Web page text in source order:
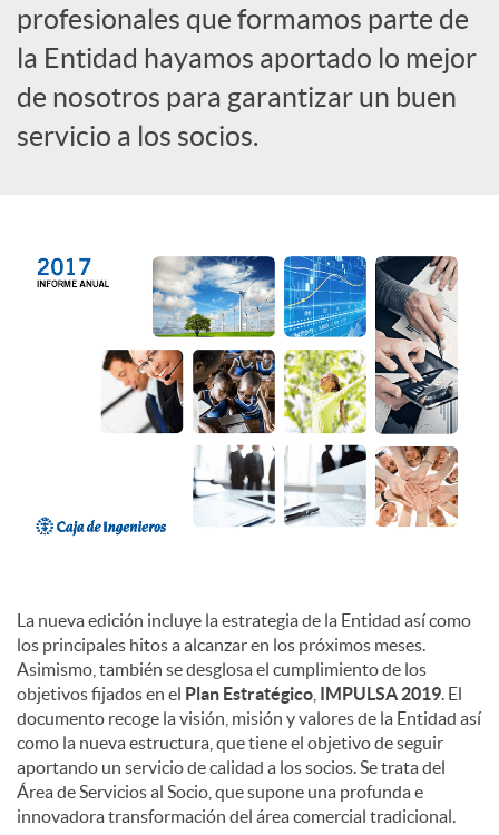
r
d
c
e
n
i
d
profesionales que formamos parte de
la Entidad hayamos aportado lo mejor
de nosotros para garantizar un buen
servicio a los socios.
La nueva edición incluye la estrategia de la Entidad así como
los principales hitos a alcanzar en los próximos meses.
Asimismo, también se desglosa el cumplimiento de los
objetivos fijados en el Plan Estratégico IMPULSA 2019. El
documento recoge la visión, misión y valores de la Entidad así
como la nueva estructura, que tiene el objetivo de seguir
aportando un servicio de calidad a los socios. Se trata del
Área de Servicios al Socio, que supone una profunda e
innovadora transformación del área comercial tradicional.